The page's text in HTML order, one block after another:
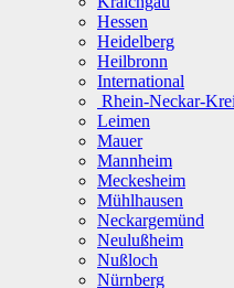
Hessen
Heidelberg
Heilbronn
International
Rhein-Neckar-
Leimen
Mauer
Mannheim
Meckesheim
Mühlhausen
Neckargemünd
Neulußheim
Nußloch
Nürnberg